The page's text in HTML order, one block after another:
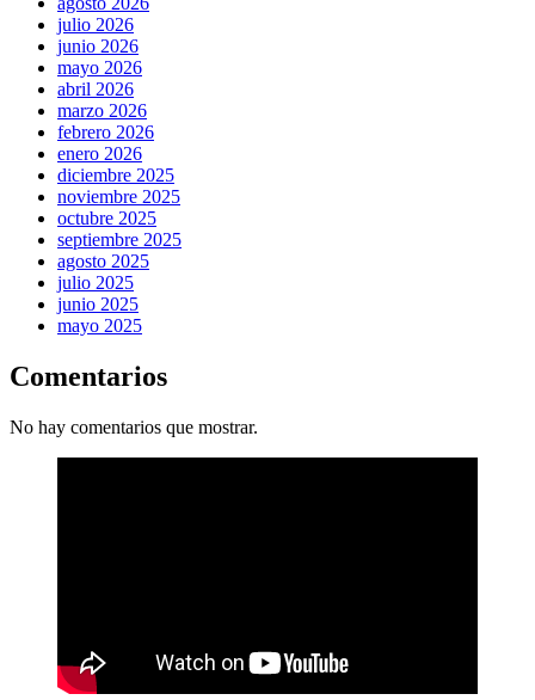
julio 2026
junio 2026
mayo 2026
abril 2026
marzo 2026
febrero 2026
enero 2026
diciembre 2025
noviembre 2025
octubre 2025
septiembre 2025
agosto 2025
julio 2025
junio 2025
mayo 2025
Comentarios
No hay comentarios que mostrar.